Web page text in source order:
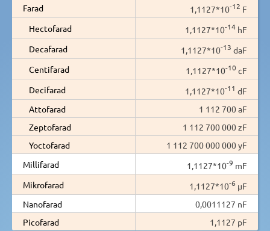
Farad 1,1127*10-12 F
Hectofarad
1,1127*10-14 hF
Decafarad
1,1127*10-13 daF
Centifarad
1,1127*10-10 cF
Decifarad
1,1127*10-11 dF
Attofarad
1 112 700 aF
Zeptofarad
1 112 700 000 zF
Yoctofarad
1 112 700 000 000 yF
Millifarad
1,1127*10-9 mF
Mikrofarad
1,1127*10-6 µF
Nanofarad
0,0011127 nF
Picofarad
1,1127 pF